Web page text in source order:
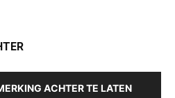
ACHTER TE LATEN